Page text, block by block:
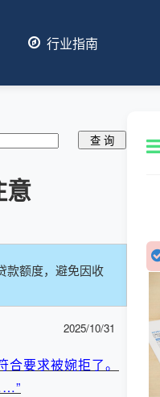
行业指南
意
款额度，避免因收
2025/10/31
要求被婉拒了。